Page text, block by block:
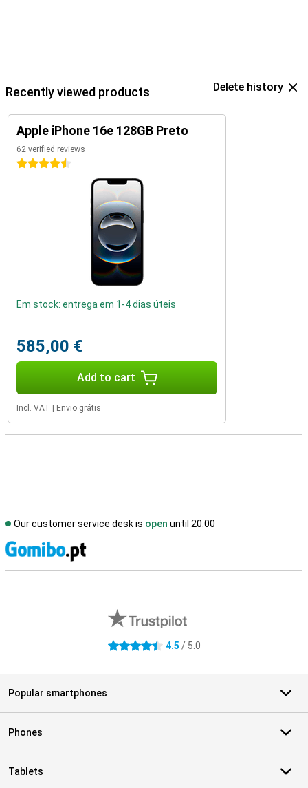
Recently viewed products Delete history
Apple iPhone 16e 128GB Preto
62 verified reviews
4.5 stars
Em stock: entrega em 1-4 dias úteis
585,00 €
Add to cart
Incl. VAT Envio grátis
Our customer service desk is open until 20.00
4.5 stars 4.5 / 5.0
Popular smartphones
Phones
Tablets